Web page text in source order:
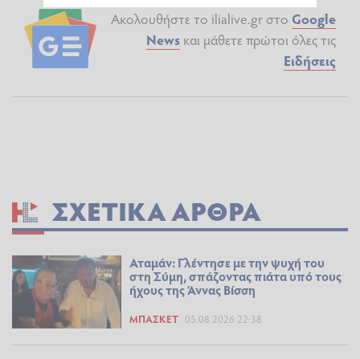
Ακολουθήστε το ilialive.gr στο Google
News και μάθετε πρώτοι όλες τις
Ειδήσεις
ΣΧΕΤΙΚΆ ΆΡΘΡΑ
Αταμάν: Γλέντησε με την ψυχή του
στη Σύμη, σπάζοντας πιάτα υπό τους
ήχους της Άννας Βίσση
ΜΠΆΣΚΕΤ 05.08.2026 22:38